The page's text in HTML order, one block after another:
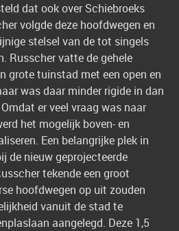
dat ook over Schiebroeks
volgde deze hoofdwegen en
stelsel van de tot singels
Russcher vatte de gehele
grote tuinstad met een open en
was daar minder rigide in dan
er veel vraag was naar
het mogelijk boven- en
Een belangrijke plek in
de nieuw geprojecteerde
tekende een groot
hoofdwegen op uit zouden
vanuit de stad te
aangelegd. Deze 1,5